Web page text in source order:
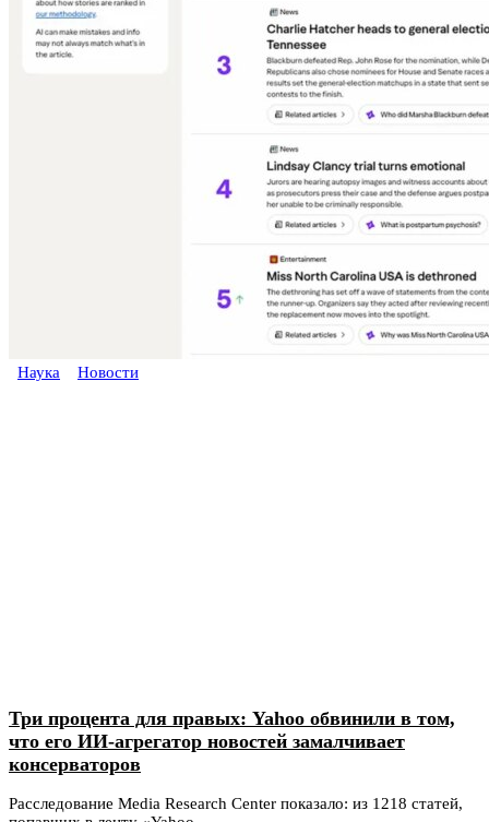
Наука Новости
Три процента для правых: Yahoo обвинили в том,
что его ИИ-агрегатор новостей замалчивает
консерваторов
Расследование Media Research Center показало: из 1218 статей,